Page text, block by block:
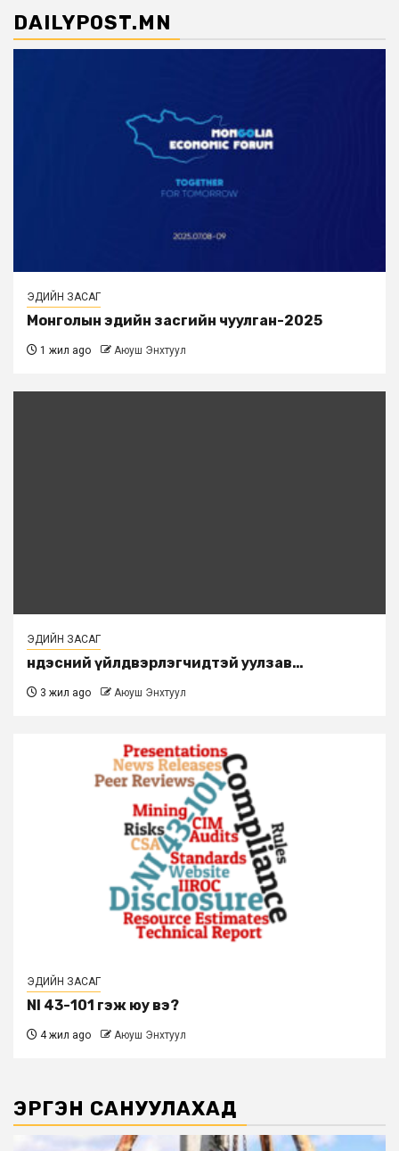
DAILYPOST.MN
ЭДИЙН ЗАСАГ
Монголын эдийн засгийн чуулган-2025
1 жил ago Аюуш Энхтуул
ЭДИЙН ЗАСАГ
Үндэсний үйлдвэрлэгчидтэй уулзав…
3 жил ago Аюуш Энхтуул
ЭДИЙН ЗАСАГ
NI 43-101 гэж юу вэ?
4 жил ago Аюуш Энхтуул
ЭРГЭН САНУУЛАХАД